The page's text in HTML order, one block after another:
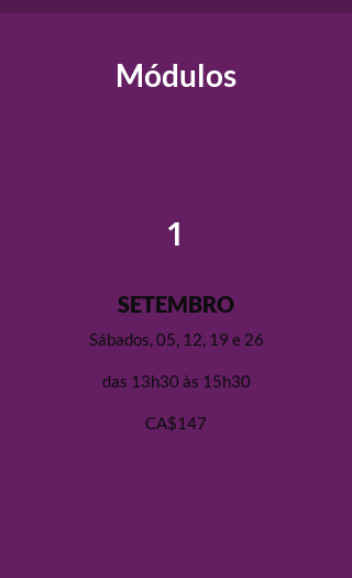
Módulos
1
SETEMBRO
Sábados, 05, 12, 19 e 26
das 13h30 às 15h30
CA$147